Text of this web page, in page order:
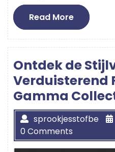
Read MoreRead
More
Ontdek de
Verduisterend
Gamma
sprookjesstofbe
0 Comments